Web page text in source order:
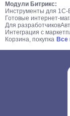
Модули Битрикс:
Инструменты для 1С-
Готовые интернет-
Для разработчиков
Интеграция с
Корзина, покупка